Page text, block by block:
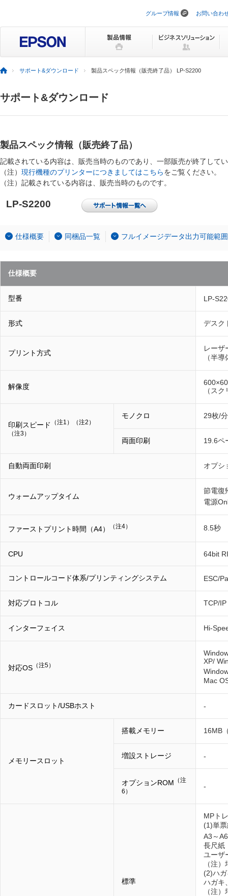
ビ
ョ
を
グループ情報 お問い合わ
サポート&ダウンロード 製品スペック情報（販売終了品） LP-S2200
サポート&ダウンロード
製品スペック情報（販売終了品）
記載されている内容は、販売当時のものであり、一部販売が終了して
（注） 現行機種のプリンターにつきましてはこちらをご覧ください。
（注）記載されている内容は、販売当時のものです。
LP-S2200
仕様概要 同梱品一覧 フルイメージデータ出力可能範
仕様概要
型番 LP-
形式 デスク
プリント方式
レーザ
（半
解像度
（ス
印刷スピード
（注1）（注2）
（注3）
モノクロ 29枚/
両面印刷 19.6ペ
自動両面印刷 オプシ
ウォームアップタイム
節電復
電源
ファーストプリント時間（A4） （注4） 8.5秒
CPU 64bit
コントロールコード体系/プリンティングシステム ESC/
対応プロトコル TCP/
インターフェイス Hi-
対応OS （注5）
XP/
Mac
カードスロット/USBホスト -
メモリースロット
搭載メモリー 16MB
増設ストレージ -
オプションROM （注
6）
-
標準
MPト
(1)単
A3～
長尺紙
ユーザ
（注
(2)ハ
ハガキ
（注